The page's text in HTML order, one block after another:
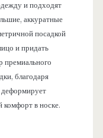
и подходят
аккуратные
посадкой
и придать
премиального
благодаря
комфорт в носке.